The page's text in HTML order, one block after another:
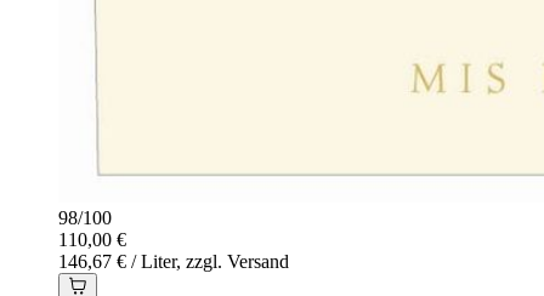
98/100
110,00 €
146,67 € / Liter, zzgl. Versand